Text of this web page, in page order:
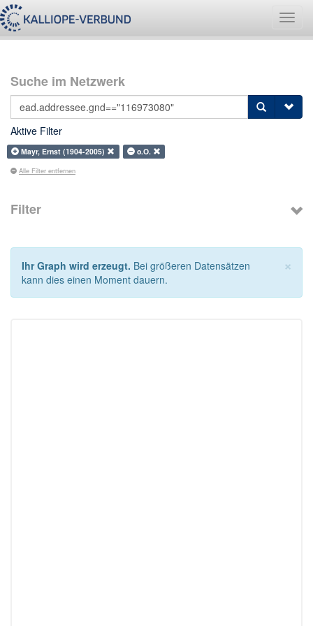
Suche im Netzwerk
Aktive Filter
Mayr, Ernst (1904-2005) o.O.
Alle Filter entfernen
Filter
×
Ihr Graph wird erzeugt. Bei größeren Datensätzen
kann dies einen Moment dauern.